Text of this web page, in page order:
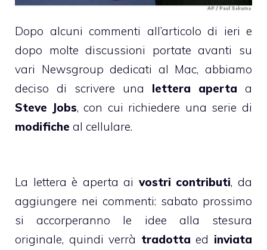
Dopo alcuni commenti all’articolo di ieri e
dopo molte discussioni portate avanti su
vari Newsgroup dedicati al Mac, abbiamo
deciso di scrivere una lettera aperta a
Steve Jobs, con cui richiedere una serie di
modifiche al cellulare.
La lettera è aperta ai vostri contributi, da
aggiungere nei commenti: sabato prossimo
si accorperanno le idee alla stesura
originale, quindi verrà tradotta ed inviata